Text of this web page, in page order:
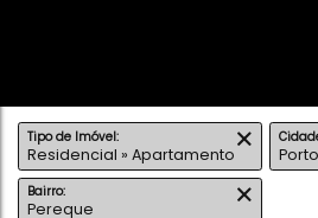
Tipo de Imóvel:
Residencial » Apartamento
Bairro: